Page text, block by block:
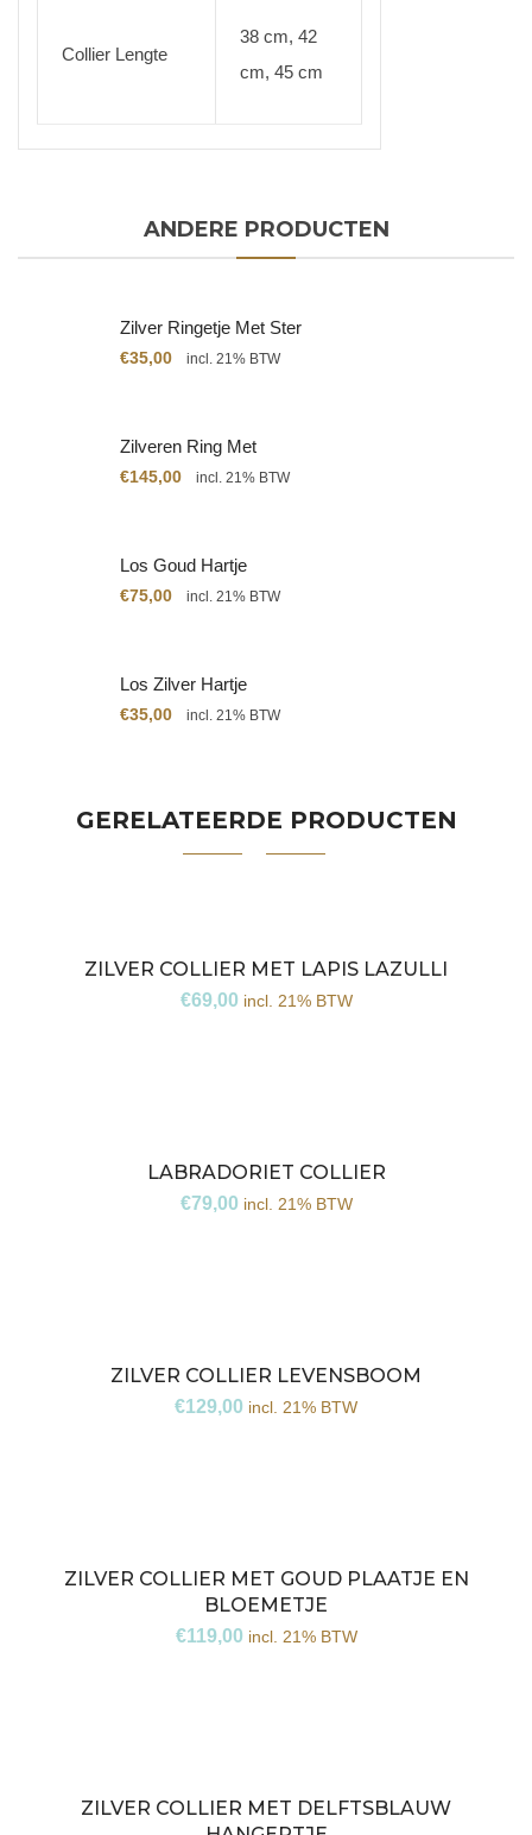
Collier Lengte
38 cm, 42
cm, 45 cm
ANDERE PRODUCTEN
Zilver Ringetje Met Ster
€35,00 incl. 21% BTW
Zilveren Ring Met
Citrien
€145,00 incl. 21% BTW
Los Goud Hartje
€75,00 incl. 21% BTW
Los Zilver Hartje
€35,00 incl. 21% BTW
GERELATEERDE PRODUCTEN
ZILVER COLLIER MET LAPIS LAZULLI
€69,00 incl. 21% BTW
LABRADORIET COLLIER
€79,00 incl. 21% BTW
ZILVER COLLIER LEVENSBOOM
€129,00 incl. 21% BTW
ZILVER COLLIER MET GOUD PLAATJE EN
BLOEMETJE
€119,00 incl. 21% BTW
ZILVER COLLIER MET DELFTSBLAUW